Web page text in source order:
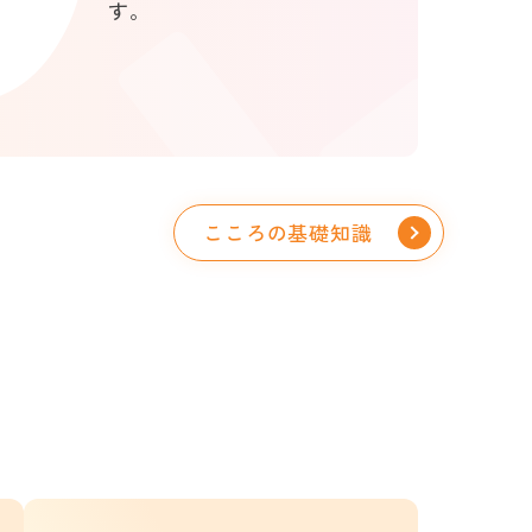
す。
こころの基礎知識